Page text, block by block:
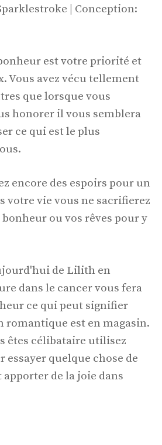
| Conception:
est votre priorité et
Vous avez vécu tellement
que lorsque vous
honorer il vous semblera
ce qui est le plus
encore des espoirs pour un
votre vie vous ne sacrifierez
ou vos rêves pour y
de Lilith en
dans le cancer vous fera
ce qui peut signifier
romantique est en magasin.
êtes célibataire utilisez
essayer quelque chose de
de la joie dans